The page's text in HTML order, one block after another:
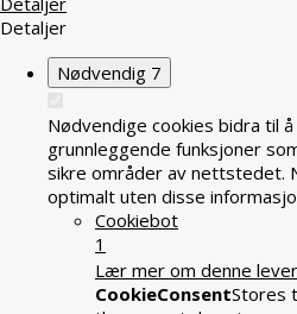
Detaljer
Nødvendig 7
Nødvendige cookies bidra til
grunnleggende funksjoner
sikre områder av nettstedet.
optimalt uten disse
Cookiebot
1
Lær mer om denne
CookieConsentStores